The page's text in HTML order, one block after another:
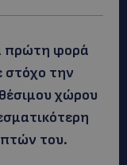
πρώτη φορά
στόχο την
χώρου
του.